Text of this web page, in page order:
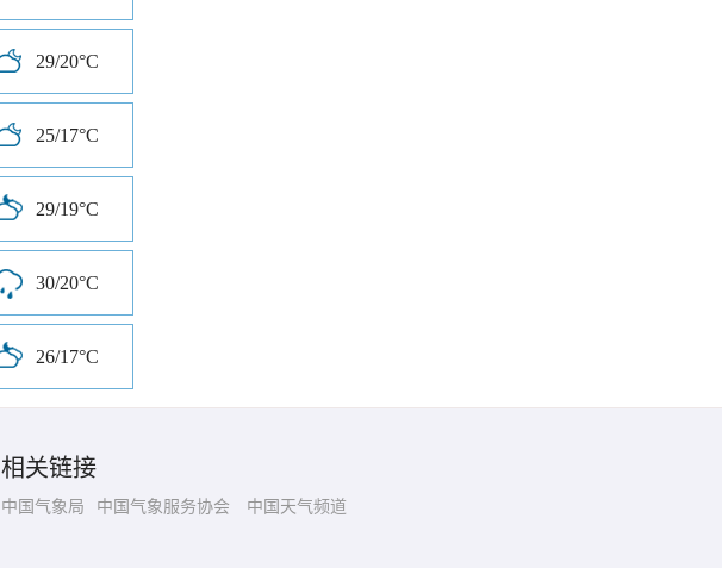
29/20°C
25/17°C
29/19°C
30/20°C
26/17°C
相关链接
中国气象局 中国气象服务协会 中国天气频道